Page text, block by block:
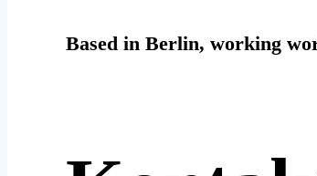
Based in Berlin, working